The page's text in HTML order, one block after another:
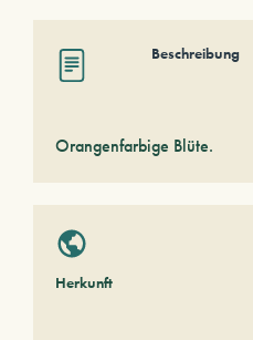
Beschreibung
Orangenfarbige Blüte.
Herkunft